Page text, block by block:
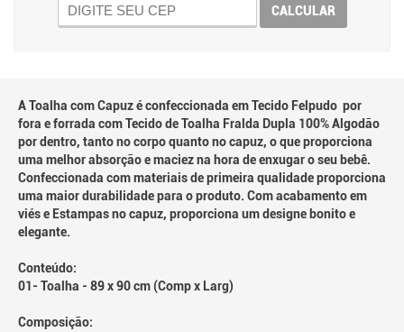
CALCULAR
A Toalha com Capuz é confeccionada em Tecido Felpudo por
fora e forrada com Tecido de Toalha Fralda Dupla 100% Algodão
por dentro, tanto no corpo quanto no capuz, o que proporciona
uma melhor absorção e maciez na hora de enxugar o seu bebê.
Confeccionada com materiais de primeira qualidade proporciona
uma maior durabilidade para o produto. Com acabamento em
viés e Estampas no capuz, proporciona um designe bonito e
elegante.
Conteúdo:
01- Toalha - 89 x 90 cm (Comp x Larg)
Composição: